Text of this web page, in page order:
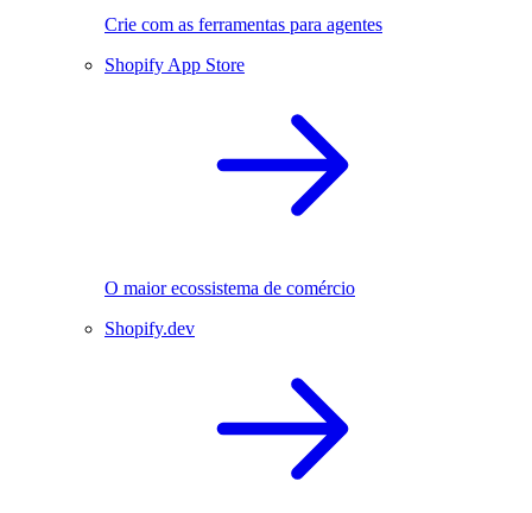
Crie com as ferramentas para agentes
Shopify App Store
O maior ecossistema de comércio
Shopify.dev